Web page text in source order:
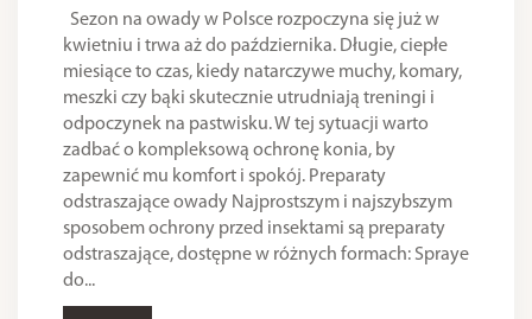
Sezon na owady w Polsce rozpoczyna się już w
kwietniu i trwa aż do października. Długie, ciepłe
miesiące to czas, kiedy natarczywe muchy, komary,
meszki czy bąki skutecznie utrudniają treningi i
odpoczynek na pastwisku. W tej sytuacji warto
zadbać o kompleksową ochronę konia, by
zapewnić mu komfort i spokój. Preparaty
odstraszające owady Najprostszym i najszybszym
sposobem ochrony przed insektami są preparaty
odstraszające, dostępne w różnych formach: Spraye
do...